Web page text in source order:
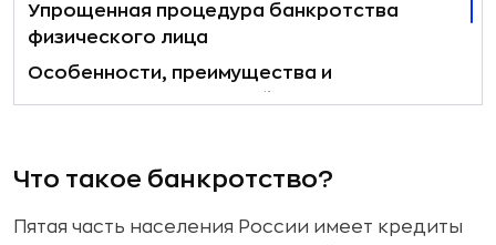
Упрощенная процедура банкротства
физического лица
Особенности, преимущества и
Что такое банкротство?
Пятая часть населения России имеет кредиты